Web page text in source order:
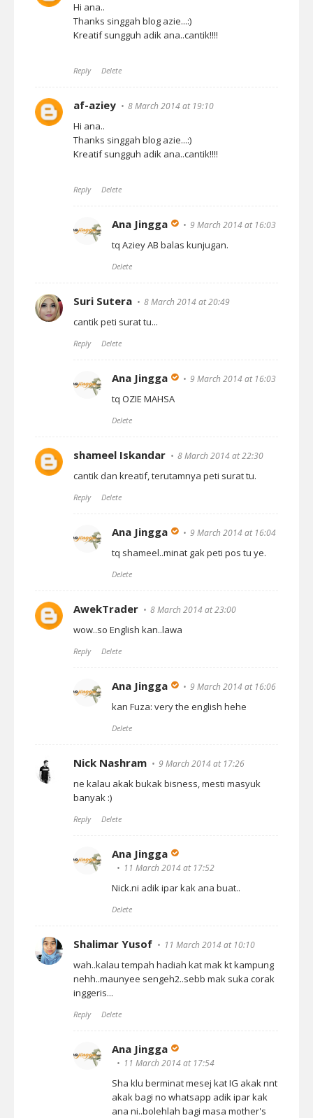
Hi ana..
Thanks singgah blog azie...:)
Kreatif sungguh adik ana..cantik!!!!
Reply Delete
af-aziey 8 March 2014 at 19:10
Hi ana..
Thanks singgah blog azie...:)
Kreatif sungguh adik ana..cantik!!!!
Reply Delete
Ana Jingga 9 March 2014 at 16:03
tq Aziey AB balas kunjugan.
Delete
Suri Sutera 8 March 2014 at 20:49
cantik peti surat tu...
Reply Delete
Ana Jingga 9 March 2014 at 16:03
tq OZIE MAHSA
Delete
shameel Iskandar 8 March 2014 at 22:30
cantik dan kreatif, terutamnya peti surat tu.
Reply Delete
Ana Jingga 9 March 2014 at 16:04
tq shameel..minat gak peti pos tu ye.
Delete
AwekTrader 8 March 2014 at 23:00
wow..so English kan..lawa
Reply Delete
Ana Jingga 9 March 2014 at 16:06
kan Fuza: very the english hehe
Delete
Nick Nashram 9 March 2014 at 17:26
ne kalau akak bukak bisness, mesti masyuk
banyak :)
Reply Delete
Ana Jingga
11 March 2014 at 17:52
Nick.ni adik ipar kak ana buat..
Delete
Shalimar Yusof 11 March 2014 at 10:10
wah..kalau tempah hadiah kat mak kt kampung
nehh..maunyee sengeh2..sebb mak suka corak
inggeris...
Reply Delete
Ana Jingga
11 March 2014 at 17:54
Sha klu berminat mesej kat IG akak nnt
akak bagi no whatsapp adik ipar kak
ana ni..bolehlah bagi masa mother's